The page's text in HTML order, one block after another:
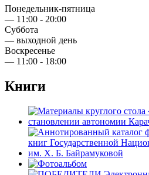
Понедельник-пятница
— 11:00 - 20:00
Суббота
— выходной день
Воскресенье
— 11:00 - 18:00
Книги